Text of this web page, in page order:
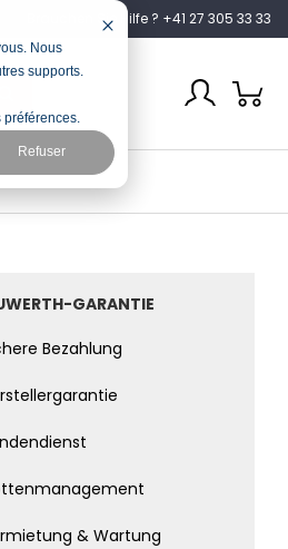
Nous
supports.
préférences.
Refuser
Brauchen Sie Hilfe ? +41 27 305 33 33
GARANTIE
Bezahlung
& Wartung